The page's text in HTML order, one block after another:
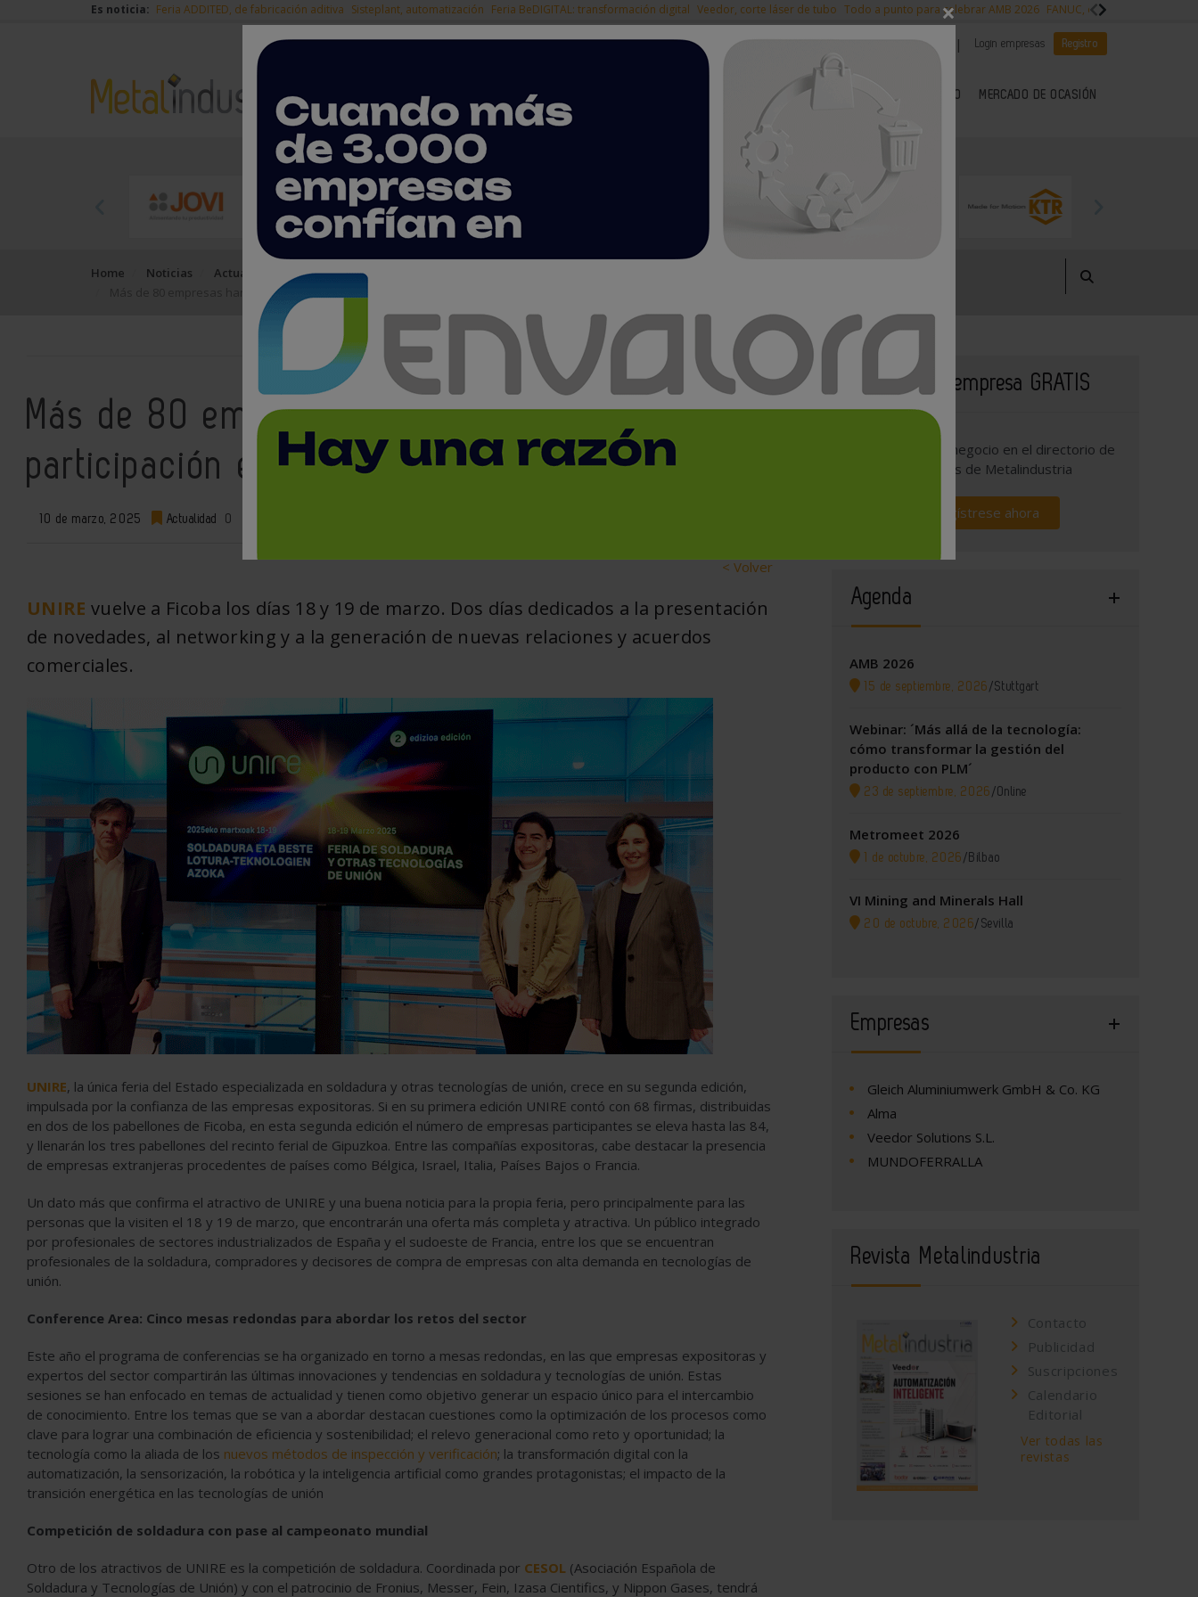
Es noticia: Feria ADDITED, de fabricación aditiva Sisteplant, automatización Feria BeDIGITAL: transformación digital Veedor, corte láser de tubo Todo a punto para celebrar AMB 2026 FANUC, colaboración con
| Es noticia | CANAL EMPLEO | Login empresas Registro
NOTICIAS PRODUCTOS EMPRESAS DEL SECTOR DEL METAL KIOSCO MERCADO DE OCASIÓN
Home Noticias
Actualidad
Más de 80 empresas han confirmado su participación en la segunda edición de UNIRE
Más de 80 empresas han confirmado su
participación en la segunda edición de UNIRE
10 de marzo, 2025 Actualidad 0
< Volver
UNIRE vuelve a Ficoba los días 18 y 19 de marzo. Dos días dedicados a la presentación
de novedades, al networking y a la generación de nuevas relaciones y acuerdos
comerciales.
UNIRE, la única feria del Estado especializada en soldadura y otras tecnologías de unión, crece en su segunda edición,
impulsada por la confianza de las empresas expositoras. Si en su primera edición UNIRE contó con 68 firmas, distribuidas
en dos de los pabellones de Ficoba, en esta segunda edición el número de empresas participantes se eleva hasta las 84,
y llenarán los tres pabellones del recinto ferial de Gipuzkoa. Entre las compañías expositoras, cabe destacar la presencia
de empresas extranjeras procedentes de países como Bélgica, Israel, Italia, Países Bajos o Francia.
Un dato más que confirma el atractivo de UNIRE y una buena noticia para la propia feria, pero principalmente para las
personas que la visiten el 18 y 19 de marzo, que encontrarán una oferta más completa y atractiva. Un público integrado
por profesionales de sectores industrializados de España y el sudoeste de Francia, entre los que se encuentran
profesionales de la soldadura, compradores y decisores de compra de empresas con alta demanda en tecnologías de
unión.
Conference Area: Cinco mesas redondas para abordar los retos del sector
Este año el programa de conferencias se ha organizado en torno a mesas redondas, en las que empresas expositoras y
expertos del sector compartirán las últimas innovaciones y tendencias en soldadura y tecnologías de unión. Estas
sesiones se han enfocado en temas de actualidad y tienen como objetivo generar un espacio único para el intercambio
de conocimiento. Entre los temas que se van a abordar destacan cuestiones como la optimización de los procesos como
clave para lograr una combinación de eficiencia y sostenibilidad; el relevo generacional como reto y oportunidad; la
tecnología como la aliada de los nuevos métodos de inspección y verificación; la transformación digital con la
automatización, la sensorización, la robótica y la inteligencia artificial como grandes protagonistas; el impacto de la
transición energética en las tecnologías de unión
Competición de soldadura con pase al campeonato mundial
Otro de los atractivos de UNIRE es la competición de soldadura. Coordinada por CESOL (Asociación Española de
Soldadura y Tecnologías de Unión) y con el patrocinio de Fronius, Messer, Fein, Izasa Cientifics, y Nippon Gases, tendrá
Publique su empresa GRATIS
Promocione su negocio en el directorio de
empresas de Metalindustria
Regístrese ahora
Agenda
AMB 2026
15 de septiembre, 2026 /Stuttgart
Webinar: ´Más allá de la tecnología:
cómo transformar la gestión del
producto con PLM´
23 de septiembre, 2026 /Online
Metromeet 2026
1 de octubre, 2026 / Bilbao
VI Mining and Minerals Hall
20 de octubre, 2026/ Sevilla
Empresas
Gleich Aluminiumwerk GmbH & Co. KG
Alma
Veedor Solutions S.L.
MUNDOFERRALLA
Revista Metalindustria
Contacto
Publicidad
Suscripciones
Calendario
Editorial
Ver todas las
revistas
×